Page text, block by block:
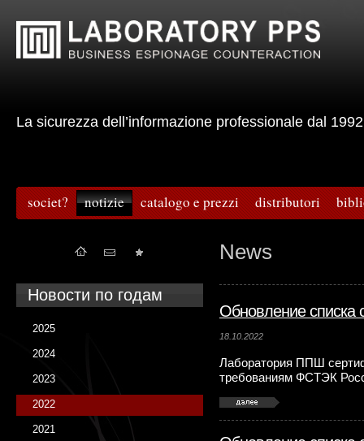
La sicurezza dell’informazione professionale dal
societ? notizie catalogo e prezzi distributori
News
Обновление списка
18.10.2022
Лаборатория ППШ
требованиям ФСТЭК
Новости по годам
2025
2024
2023
2022
2021